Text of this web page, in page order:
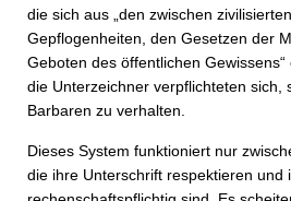
die sich aus „den zwischen
Gepflogenheiten, den Gesetzen der
Geboten des öffentlichen Gewissens“
die Unterzeichner verpflichteten sich,
Barbaren zu verhalten.
Dieses System funktioniert nur
die ihre Unterschrift respektieren und